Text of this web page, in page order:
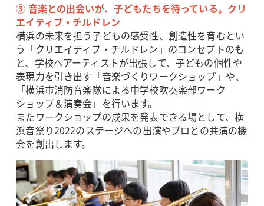
③ 音楽との出会いが、子どもたちを待っている。クリ
エイティブ・チルドレン
横浜の未来を担う子どもの感受性、創造性を育むとい
う「クリエイティブ・チルドレン」のコンセプトのも
と、学校へアーティストが出張して、子どもの個性や
表現力を引き出す「音楽づくりワークショップ」や、
「横浜市消防音楽隊による中学校吹奏楽部ワーク
ショップ＆演奏会」を行います。
またワークショップの成果を発表できる場として、横
浜音祭り2022のステージへの出演やプロとの共演の機
会を創出します。